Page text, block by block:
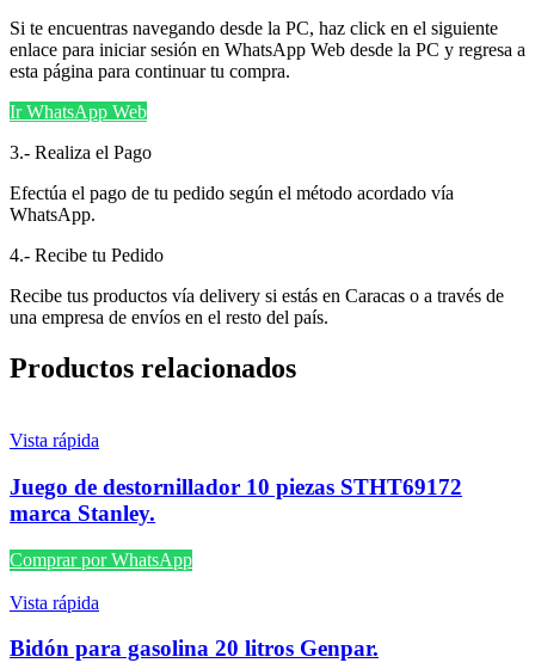
Si te encuentras navegando desde la PC, haz click en el siguiente
enlace para iniciar sesión en WhatsApp Web desde la PC y regresa a
esta página para continuar tu compra.
Ir WhatsApp Web
3.- Realiza el Pago
Efectúa el pago de tu pedido según el método acordado vía
WhatsApp.
4.- Recibe tu Pedido
Recibe tus productos vía delivery si estás en Caracas o a través de
una empresa de envíos en el resto del país.
Productos relacionados
Vista rápida
Juego de destornillador 10 piezas STHT69172
marca Stanley.
Comprar por WhatsApp
Vista rápida
Bidón para gasolina 20 litros Genpar.